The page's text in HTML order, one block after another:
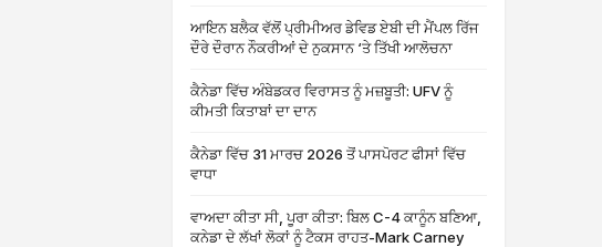
ਆਇਨ ਬਲੈਕ ਵੱਲੋਂ ਪ੍ਰੀਮੀਅਰ ਡੇਵਿਡ ਏਬੀ ਦੀ ਮੈਂਪਲ ਰਿੱਜ
ਦੌਰੇ ਦੌਰਾਨ ਨੌਕਰੀਆਂ ਦੇ ਨੁਕਸਾਨ ‘ਤੇ ਤਿੱਖੀ ਆਲੋਚਨਾ
ਕੈਨੇਡਾ ਵਿੱਚ ਅੰਬੇਡਕਰ ਵਿਰਾਸਤ ਨੂੰ ਮਜ਼ਬੂਤੀ: UFV ਨੂੰ
ਕੀਮਤੀ ਕਿਤਾਬਾਂ ਦਾ ਦਾਨ
ਕੈਨੇਡਾ ਵਿੱਚ 31 ਮਾਰਚ 2026 ਤੋਂ ਪਾਸਪੋਰਟ ਫੀਸਾਂ ਵਿੱਚ
ਵਾਧਾ
ਵਾਅਦਾ ਕੀਤਾ ਸੀ, ਪੂਰਾ ਕੀਤਾ: ਬਿਲ C-4 ਕਾਨੂੰਨ ਬਣਿਆ,
ਕਨੇਡਾ ਦੇ ਲੱਖਾਂ ਲੋਕਾਂ ਨੂੰ ਟੈਕਸ ਰਾਹਤ-Mark Carney